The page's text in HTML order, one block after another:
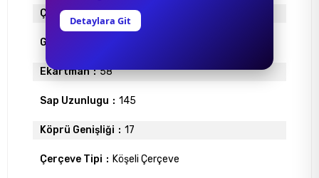
Çerçeve Materyali
Gövde Rengi
Ekartman 58
Sap Uzunlugu 145
Köprü Genişliği 17
Çerçeve Tipi Köşeli Çerçeve
Detaylara Git